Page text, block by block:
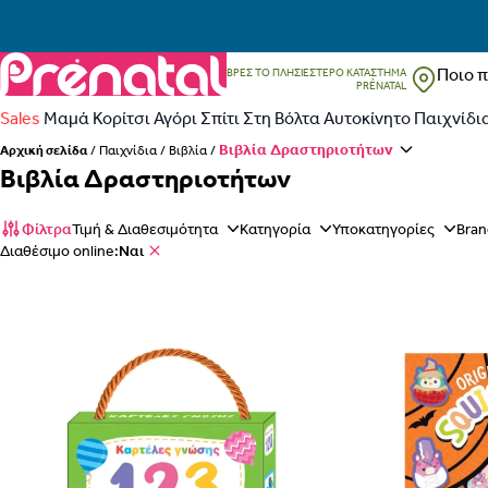
Prenatal
ΒΡΕΣ ΤΟ ΠΛΗΣΙΈΣΤΕΡΟ ΚΑΤΆΣΤΗΜΑ
PRÉNATAL
Sales Open the submenu
Μαμά Open the submenu
ΚορίτσιOpen the submenu
Αγόρι Open the submenu
Σπίτι Open the submenu
Στη ΒόλταOpen the submenu
ΑυτοκίνητοOpen the
Ποιο προϊόν ψάχνεις;Toggle SearchToggle Search
ΣΎΝΔΕΣΗ
Νέος χρήστης στο Prenatal; Κάνε εγγραφή εδώ
Αρχική σελίδα /Παιχνίδια/Βιβλία/ Βιβλία Δραστηριοτήτων
Βιβλία Δραστηριοτήτων
ΦίλτραΤιμή & Διαθεσιμότητα Κατηγορία Υποκατηγορίες
Διαθέσιμο online:Ναι